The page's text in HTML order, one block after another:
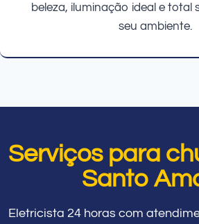
beleza, iluminação ideal e total
seu ambiente.
Serviços para
Santo
Eletricista 24 horas com